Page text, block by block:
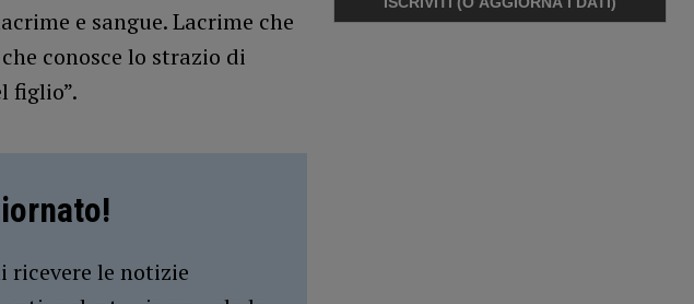
e sangue. Lacrime che
conosce lo strazio di
figlio”.
ricevere le notizie